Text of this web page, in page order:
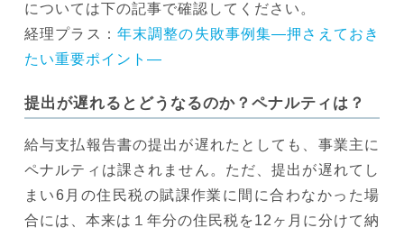
については下の記事で確認してください。
経理プラス： 年末調整の失敗事例集―押さえておき
たい重要ポイント―
提出が遅れるとどうなるのか？ペナルティは？
給与支払報告書の提出が遅れたとしても、事業主に
ペナルティは課されません。ただ、提出が遅れてし
まい6月の住民税の賦課作業に間に合わなかった場
合には、本来は１年分の住民税を12ヶ月に分けて納